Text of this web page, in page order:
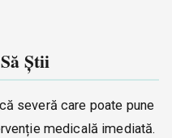
Știi
severă care poate pune
medicală imediată.